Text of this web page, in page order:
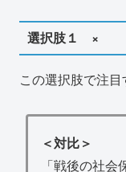
選択肢１ ×
この選択肢で注
＜対比＞
「戦後の社